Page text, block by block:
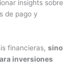
insights sobre
de pago y
financieras,sino
inversiones